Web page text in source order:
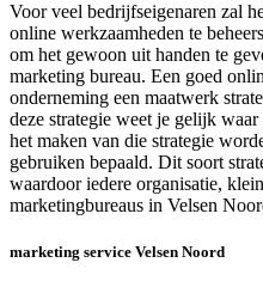
Voor veel bedrijfseigenaren zal
online werkzaamheden te
om het gewoon uit handen te
marketing bureau. Een goed
onderneming een maatwerk
deze strategie weet je gelijk
het maken van die strategie
gebruiken bepaald. Dit soort
waardoor iedere organisatie,
marketingbureaus in Velsen
marketing service Velsen Noord